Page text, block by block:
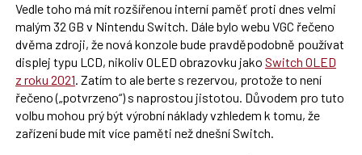
Vedle toho má mít rozšířenou interní paměť proti dnes velmi
malým 32 GB v Nintendu Switch. Dále bylo webu VGC řečeno
dvěma zdroji, že nová konzole bude pravděpodobně používat
displej typu LCD, nikoliv OLED obrazovku jako Switch OLED
z roku 2021. Zatím to ale berte s rezervou, protože to není
řečeno („potvrzeno“) s naprostou jistotou. Důvodem pro tuto
volbu mohou prý být výrobní náklady vzhledem k tomu, že
zařízení bude mít více paměti než dnešní Switch.